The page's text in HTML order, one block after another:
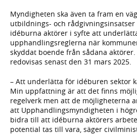
Myndigheten ska även ta fram en
utbildnings- och
idéburna aktörer i syfte att
upphandlingsreglerna när
skyddat boende från sådana
redovisas senast den 31 mars 2025.
– Att underlätta för idéburen sektor
Min uppfattning är att det finns
regelverk men att de möjligheterna
att Upphandlingsmyndigheten i
bidra till att idéburna aktörers
potential tas till vara, säger